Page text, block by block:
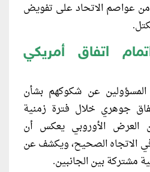
عواصم الاتحاد على تفويض
اتفاق أمريكي
عن شكوكهم بشأن
جوهري خلال فترة زمنية
العرض الأوروبي يعكس أن
في الاتجاه الصحيح، ويكشف عن
مشتركة بين الجانبين.